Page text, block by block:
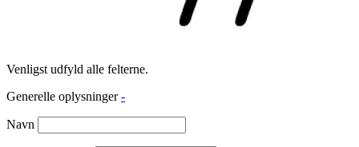
Venligst udfyld alle felterne.
Generelle oplysninger -
Navn